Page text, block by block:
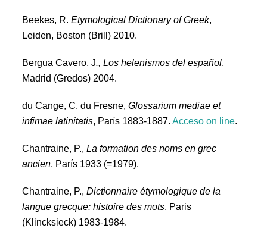
Beekes, R.Etymological Dictionary of Greek,
Leiden, Boston (Brill) 2010.
Bergua Cavero, J., Los helenismos del español,
Madrid (Gredos) 2004.
du Cange, C. du Fresne,Glossarium mediae et
infimae latinitatis, París 1883-1887.Acceso on line.
Chantraine, P.,La formation des noms en grec
ancien, París 1933 (=1979).
Chantraine, P.,Dictionnaire étymologique de la
langue grecque: histoire des mots, Paris
(Klincksieck) 1983-1984.